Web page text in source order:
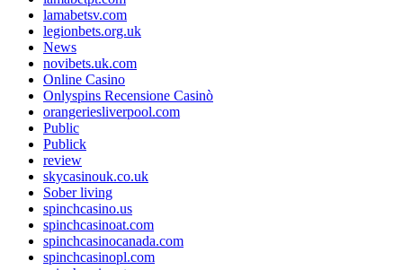
lamabetsv.com
legionbets.org.uk
News
novibets.uk.com
Online Casino
Onlyspins Recensione Casinò
orangeriesliverpool.com
Public
Publick
review
skycasinouk.co.uk
Sober living
spinchcasino.us
spinchcasinoat.com
spinchcasinocanada.com
spinchcasinopl.com